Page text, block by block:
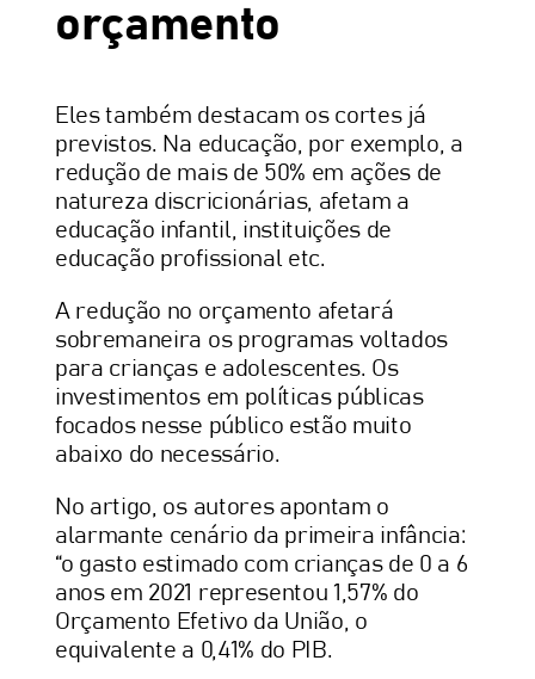
orçamento
Eles também destacam os cortes já
previstos. Na educação, por exemplo, a
redução de mais de 50% em ações de
natureza discricionárias, afetam a
educação infantil, instituições de
educação profissional etc.
A redução no orçamento afetará
sobremaneira os programas voltados
para crianças e adolescentes. Os
investimentos em políticas públicas
focados nesse público estão muito
abaixo do necessário.
No artigo, os autores apontam o
alarmante cenário da primeira infância:
“o gasto estimado com crianças de 0 a 6
anos em 2021 representou 1,57% do
Orçamento Efetivo da União, o
equivalente a 0,41% do PIB.